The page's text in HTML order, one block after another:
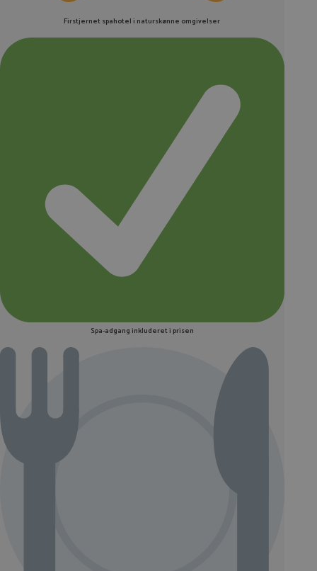
Firstjernet spahotel i naturskønne omgivelser
Spa-adgang inkluderet i prisen